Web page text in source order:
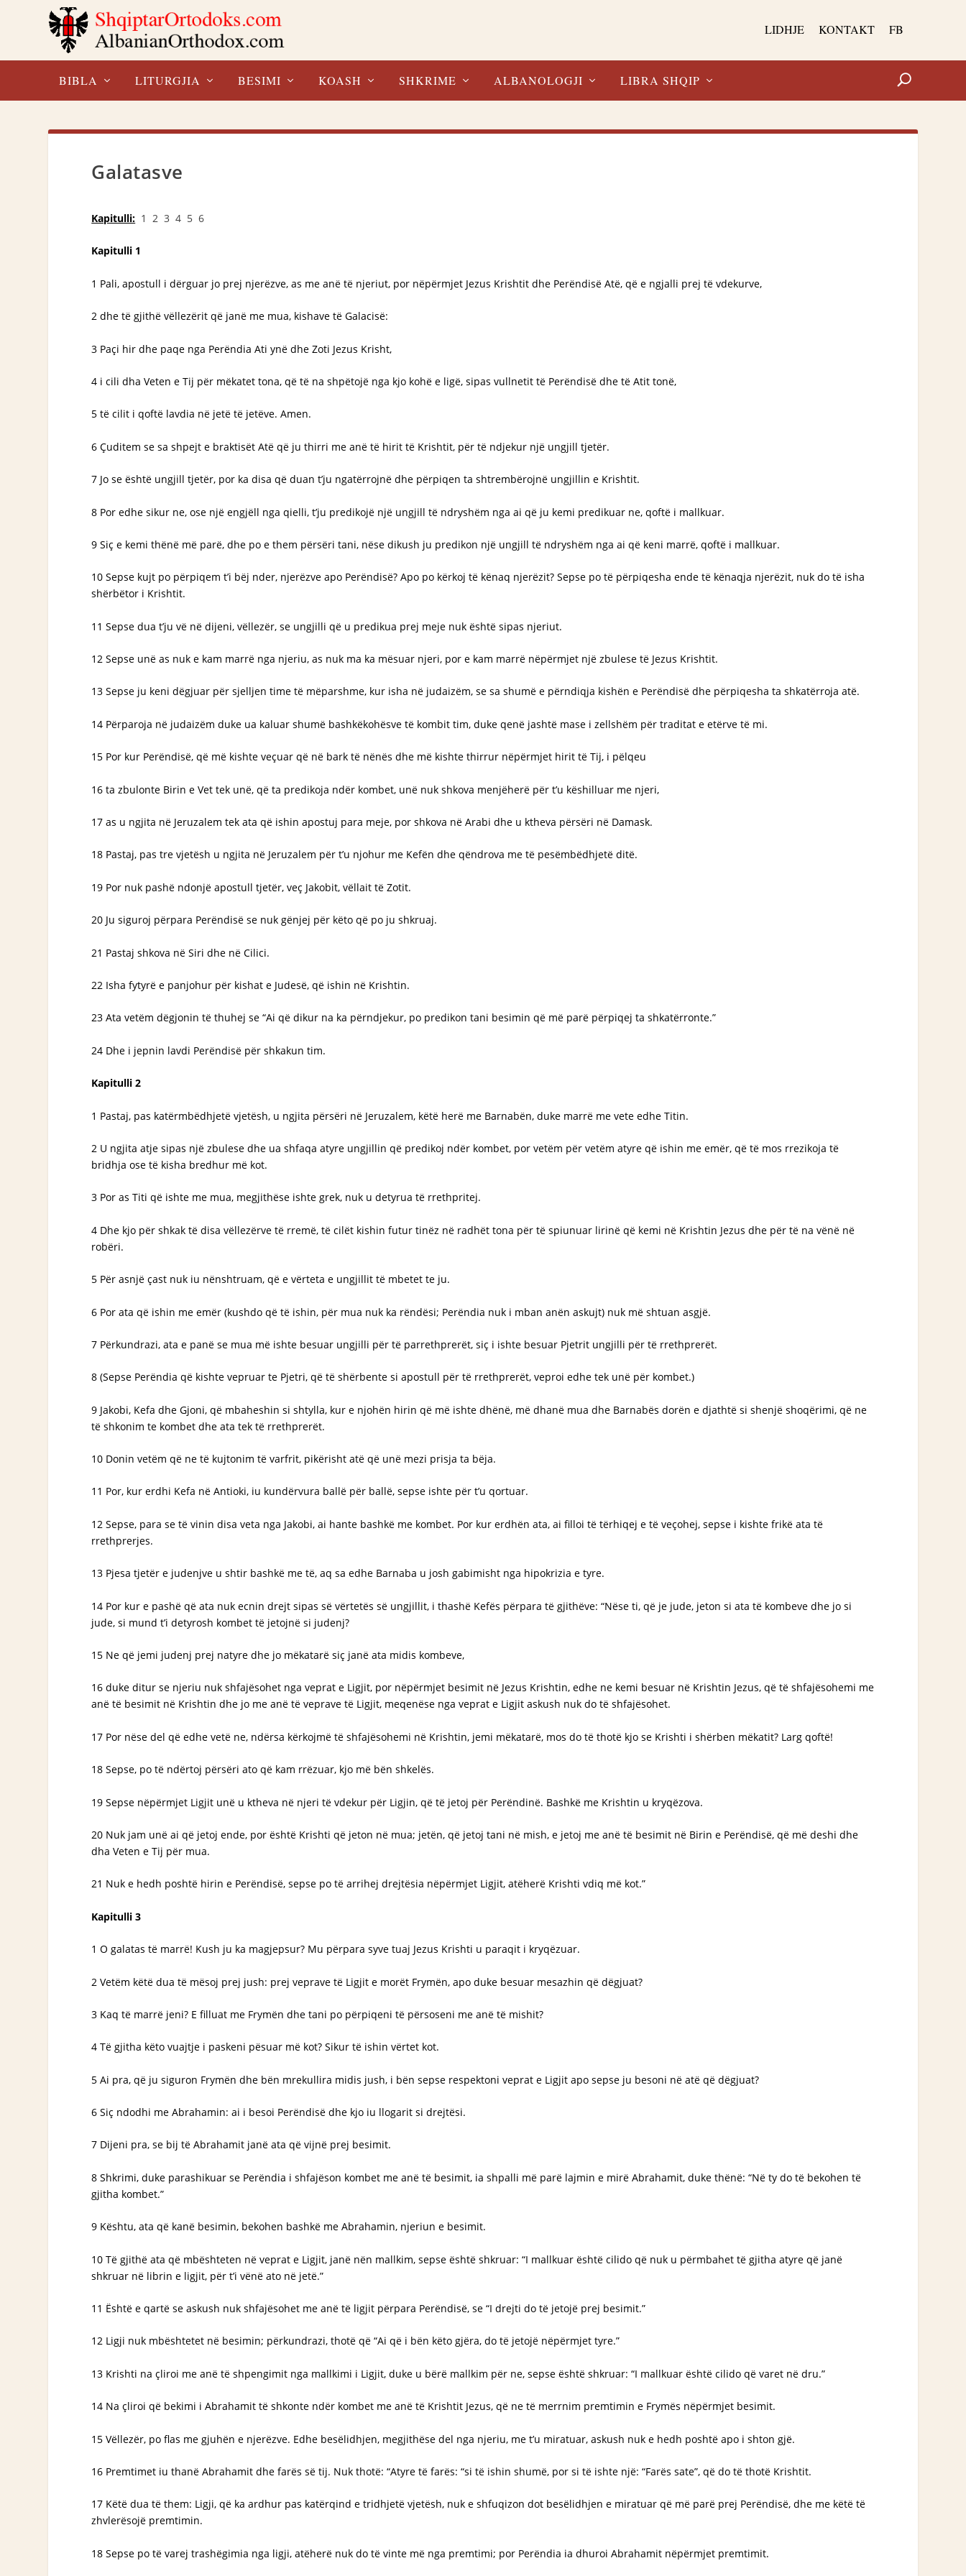
LIDHJE KONTAKT FB
BIBLA LITURGJIA BESIMI KOASH SHKRIME ALBANOLOGJI LIBRA SHQIP
Galatasve
Kapitulli: 1 2 3 4 5 6
Kapitulli 1
1 Pali, apostull i dërguar jo prej njerëzve, as me anë të njeriut, por nëpërmjet Jezus Krishtit dhe Perëndisë Atë, që e ngjalli prej të vdekurve,
2 dhe të gjithë vëllezërit që janë me mua, kishave të Galacisë:
3 Paçi hir dhe paqe nga Perëndia Ati ynë dhe Zoti Jezus Krisht,
4 i cili dha Veten e Tij për mëkatet tona, që të na shpëtojë nga kjo kohë e ligë, sipas vullnetit të Perëndisë dhe të Atit tonë,
5 të cilit i qoftë lavdia në jetë të jetëve. Amen.
6 Çuditem se sa shpejt e braktisët Atë që ju thirri me anë të hirit të Krishtit, për të ndjekur një ungjill tjetër.
7 Jo se është ungjill tjetër, por ka disa që duan t’ju ngatërrojnë dhe përpiqen ta shtrembërojnë ungjillin e Krishtit.
8 Por edhe sikur ne, ose një engjëll nga qielli, t’ju predikojë një ungjill të ndryshëm nga ai që ju kemi predikuar ne, qoftë i mallkuar.
9 Siç e kemi thënë më parë, dhe po e them përsëri tani, nëse dikush ju predikon një ungjill të ndryshëm nga ai që keni marrë, qoftë i mallkuar.
10 Sepse kujt po përpiqem t’i bëj nder, njerëzve apo Perëndisë? Apo po kërkoj të kënaq njerëzit? Sepse po të përpiqesha ende të kënaqja njerëzit, nuk do të isha
shërbëtor i Krishtit.
11 Sepse dua t’ju vë në dijeni, vëllezër, se ungjilli që u predikua prej meje nuk është sipas njeriut.
12 Sepse unë as nuk e kam marrë nga njeriu, as nuk ma ka mësuar njeri, por e kam marrë nëpërmjet një zbulese të Jezus Krishtit.
13 Sepse ju keni dëgjuar për sjelljen time të mëparshme, kur isha në judaizëm, se sa shumë e përndiqja kishën e Perëndisë dhe përpiqesha ta shkatërroja atë.
14 Përparoja në judaizëm duke ua kaluar shumë bashkëkohësve të kombit tim, duke qenë jashtë mase i zellshëm për traditat e etërve të mi.
15 Por kur Perëndisë, që më kishte veçuar që në bark të nënës dhe më kishte thirrur nëpërmjet hirit të Tij, i pëlqeu
16 ta zbulonte Birin e Vet tek unë, që ta predikoja ndër kombet, unë nuk shkova menjëherë për t’u këshilluar me njeri,
17 as u ngjita në Jeruzalem tek ata që ishin apostuj para meje, por shkova në Arabi dhe u ktheva përsëri në Damask.
18 Pastaj, pas tre vjetësh u ngjita në Jeruzalem për t’u njohur me Kefën dhe qëndrova me të pesëmbëdhjetë ditë.
19 Por nuk pashë ndonjë apostull tjetër, veç Jakobit, vëllait të Zotit.
20 Ju siguroj përpara Perëndisë se nuk gënjej për këto që po ju shkruaj.
21 Pastaj shkova në Siri dhe në Cilici.
22 Isha fytyrë e panjohur për kishat e Judesë, që ishin në Krishtin.
23 Ata vetëm dëgjonin të thuhej se “Ai që dikur na ka përndjekur, po predikon tani besimin që më parë përpiqej ta shkatërronte.”
24 Dhe i jepnin lavdi Perëndisë për shkakun tim.
Kapitulli 2
1 Pastaj, pas katërmbëdhjetë vjetësh, u ngjita përsëri në Jeruzalem, këtë herë me Barnabën, duke marrë me vete edhe Titin.
2 U ngjita atje sipas një zbulese dhe ua shfaqa atyre ungjillin që predikoj ndër kombet, por vetëm për vetëm atyre që ishin me emër, që të mos rrezikoja të
bridhja ose të kisha bredhur më kot.
3 Por as Titi që ishte me mua, megjithëse ishte grek, nuk u detyrua të rrethpritej.
4 Dhe kjo për shkak të disa vëllezërve të rremë, të cilët kishin futur tinëz në radhët tona për të spiunuar lirinë që kemi në Krishtin Jezus dhe për të na vënë në
robëri.
5 Për asnjë çast nuk iu nënshtruam, që e vërteta e ungjillit të mbetet te ju.
6 Por ata që ishin me emër (kushdo që të ishin, për mua nuk ka rëndësi; Perëndia nuk i mban anën askujt) nuk më shtuan asgjë.
7 Përkundrazi, ata e panë se mua më ishte besuar ungjilli për të parrethprerët, siç i ishte besuar Pjetrit ungjilli për të rrethprerët.
8 (Sepse Perëndia që kishte vepruar te Pjetri, që të shërbente si apostull për të rrethprerët, veproi edhe tek unë për kombet.)
9 Jakobi, Kefa dhe Gjoni, që mbaheshin si shtylla, kur e njohën hirin që më ishte dhënë, më dhanë mua dhe Barnabës dorën e djathtë si shenjë shoqërimi, që ne
të shkonim te kombet dhe ata tek të rrethprerët.
10 Donin vetëm që ne të kujtonim të varfrit, pikërisht atë që unë mezi prisja ta bëja.
11 Por, kur erdhi Kefa në Antioki, iu kundërvura ballë për ballë, sepse ishte për t’u qortuar.
12 Sepse, para se të vinin disa veta nga Jakobi, ai hante bashkë me kombet. Por kur erdhën ata, ai filloi të tërhiqej e të veçohej, sepse i kishte frikë ata të
rrethprerjes.
13 Pjesa tjetër e judenjve u shtir bashkë me të, aq sa edhe Barnaba u josh gabimisht nga hipokrizia e tyre.
14 Por kur e pashë që ata nuk ecnin drejt sipas së vërtetës së ungjillit, i thashë Kefës përpara të gjithëve: “Nëse ti, që je jude, jeton si ata të kombeve dhe jo si
jude, si mund t’i detyrosh kombet të jetojnë si judenj?
15 Ne që jemi judenj prej natyre dhe jo mëkatarë siç janë ata midis kombeve,
16 duke ditur se njeriu nuk shfajësohet nga veprat e Ligjit, por nëpërmjet besimit në Jezus Krishtin, edhe ne kemi besuar në Krishtin Jezus, që të shfajësohemi me
anë të besimit në Krishtin dhe jo me anë të veprave të Ligjit, meqenëse nga veprat e Ligjit askush nuk do të shfajësohet.
17 Por nëse del që edhe vetë ne, ndërsa kërkojmë të shfajësohemi në Krishtin, jemi mëkatarë, mos do të thotë kjo se Krishti i shërben mëkatit? Larg qoftë!
18 Sepse, po të ndërtoj përsëri ato që kam rrëzuar, kjo më bën shkelës.
19 Sepse nëpërmjet Ligjit unë u ktheva në njeri të vdekur për Ligjin, që të jetoj për Perëndinë. Bashkë me Krishtin u kryqëzova.
20 Nuk jam unë ai që jetoj ende, por është Krishti që jeton në mua; jetën, që jetoj tani në mish, e jetoj me anë të besimit në Birin e Perëndisë, që më deshi dhe
dha Veten e Tij për mua.
21 Nuk e hedh poshtë hirin e Perëndisë, sepse po të arrihej drejtësia nëpërmjet Ligjit, atëherë Krishti vdiq më kot.”
Kapitulli 3
1 O galatas të marrë! Kush ju ka magjepsur? Mu përpara syve tuaj Jezus Krishti u paraqit i kryqëzuar.
2 Vetëm këtë dua të mësoj prej jush: prej veprave të Ligjit e morët Frymën, apo duke besuar mesazhin që dëgjuat?
3 Kaq të marrë jeni? E filluat me Frymën dhe tani po përpiqeni të përsoseni me anë të mishit?
4 Të gjitha këto vuajtje i paskeni pësuar më kot? Sikur të ishin vërtet kot.
5 Ai pra, që ju siguron Frymën dhe bën mrekullira midis jush, i bën sepse respektoni veprat e Ligjit apo sepse ju besoni në atë që dëgjuat?
6 Siç ndodhi me Abrahamin: ai i besoi Perëndisë dhe kjo iu llogarit si drejtësi.
7 Dijeni pra, se bij të Abrahamit janë ata që vijnë prej besimit.
8 Shkrimi, duke parashikuar se Perëndia i shfajëson kombet me anë të besimit, ia shpalli më parë lajmin e mirë Abrahamit, duke thënë: “Në ty do të bekohen të
gjitha kombet.”
9 Kështu, ata që kanë besimin, bekohen bashkë me Abrahamin, njeriun e besimit.
10 Të gjithë ata që mbështeten në veprat e Ligjit, janë nën mallkim, sepse është shkruar: “I mallkuar është cilido që nuk u përmbahet të gjitha atyre që janë
shkruar në librin e ligjit, për t’i vënë ato në jetë.”
11 Është e qartë se askush nuk shfajësohet me anë të ligjit përpara Perëndisë, se “I drejti do të jetojë prej besimit.”
12 Ligji nuk mbështetet në besimin; përkundrazi, thotë që “Ai që i bën këto gjëra, do të jetojë nëpërmjet tyre.”
13 Krishti na çliroi me anë të shpengimit nga mallkimi i Ligjit, duke u bërë mallkim për ne, sepse është shkruar: “I mallkuar është cilido që varet në dru.”
14 Na çliroi që bekimi i Abrahamit të shkonte ndër kombet me anë të Krishtit Jezus, që ne të merrnim premtimin e Frymës nëpërmjet besimit.
15 Vëllezër, po flas me gjuhën e njerëzve. Edhe besëlidhjen, megjithëse del nga njeriu, me t’u miratuar, askush nuk e hedh poshtë apo i shton gjë.
16 Premtimet iu thanë Abrahamit dhe farës së tij. Nuk thotë: “Atyre të farës: “si të ishin shumë, por si të ishte një: “Farës sate”, që do të thotë Krishtit.
17 Këtë dua të them: Ligji, që ka ardhur pas katërqind e tridhjetë vjetësh, nuk e shfuqizon dot besëlidhjen e miratuar që më parë prej Perëndisë, dhe me këtë të
zhvlerësojë premtimin.
18 Sepse po të varej trashëgimia nga ligji, atëherë nuk do të vinte më nga premtimi; por Perëndia ia dhuroi Abrahamit nëpërmjet premtimit.